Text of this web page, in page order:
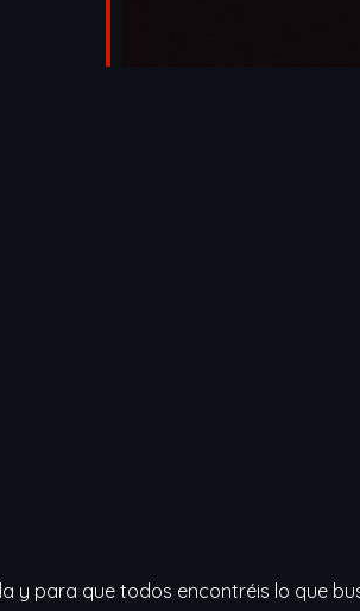
y para que todos encontréis lo que